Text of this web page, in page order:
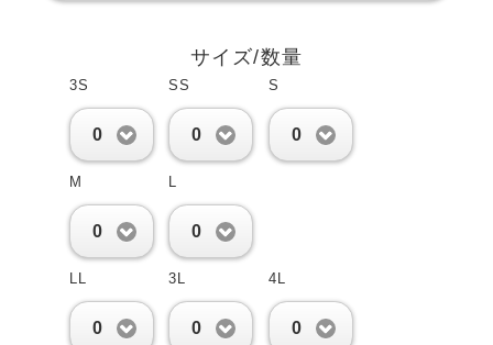
サイズ/数量
3S
0
SS
0
S
0
M
0
L
0
LL
0
3L
0
4L
0